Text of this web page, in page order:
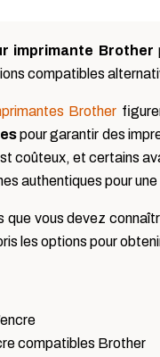
imprimante Brother
compatibles
Brother
pour garantir des
coûteux, et certains
authentiques pour
vous devez
les options pour
compatibles Brother